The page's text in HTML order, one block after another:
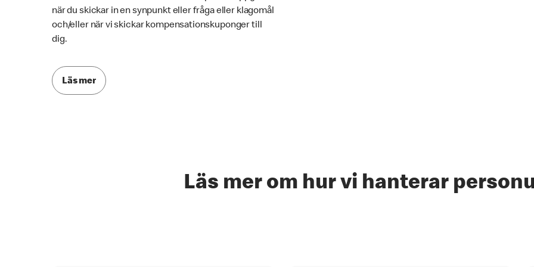
när du skickar in en synpunkt eller fråga eller klagomål
och/eller när vi skickar kompensationskuponger till
dig.
Läs mer
Läs mer om hur vi hanterar